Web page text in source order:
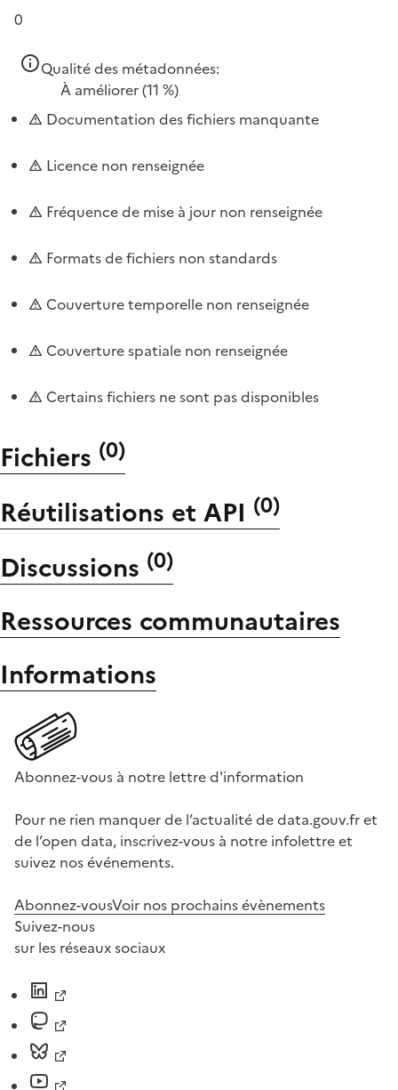
0
Qualité des métadonnées:
À améliorer(11 %)
Documentation des fichiers manquante
Licence non renseignée
Fréquence de mise à jour non renseignée
Formats de fichiers non standards
Couverture temporelle non renseignée
Couverture spatiale non renseignée
Certains fichiers ne sont pas disponibles
Fichiers (0)
Réutilisations et API (0)
Discussions (0)
Ressources communautaires
Informations
Abonnez-vous à notre lettre d'information
Pour ne rien manquer de l’actualité de data.gouv.fr et
de l’open data, inscrivez-vous à notre infolettre et
suivez nos événements.
Abonnez-vousVoir nos prochains évènements
Suivez-nous
sur les réseaux sociaux